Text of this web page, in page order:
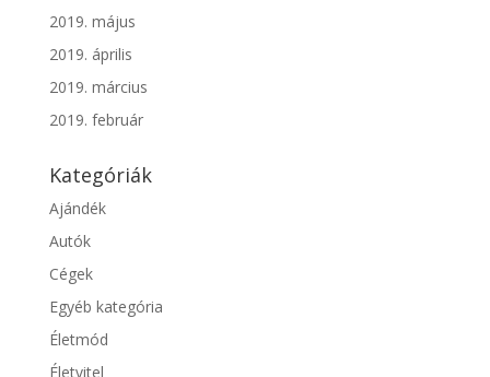
2019. május
2019. április
2019. március
2019. február
Kategóriák
Ajándék
Autók
Cégek
Egyéb kategória
Életmód
Életvitel